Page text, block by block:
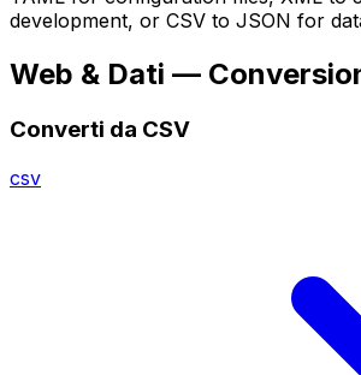
development, or CSV to JSON for
Web & Dati —
Converti da CSV
csv